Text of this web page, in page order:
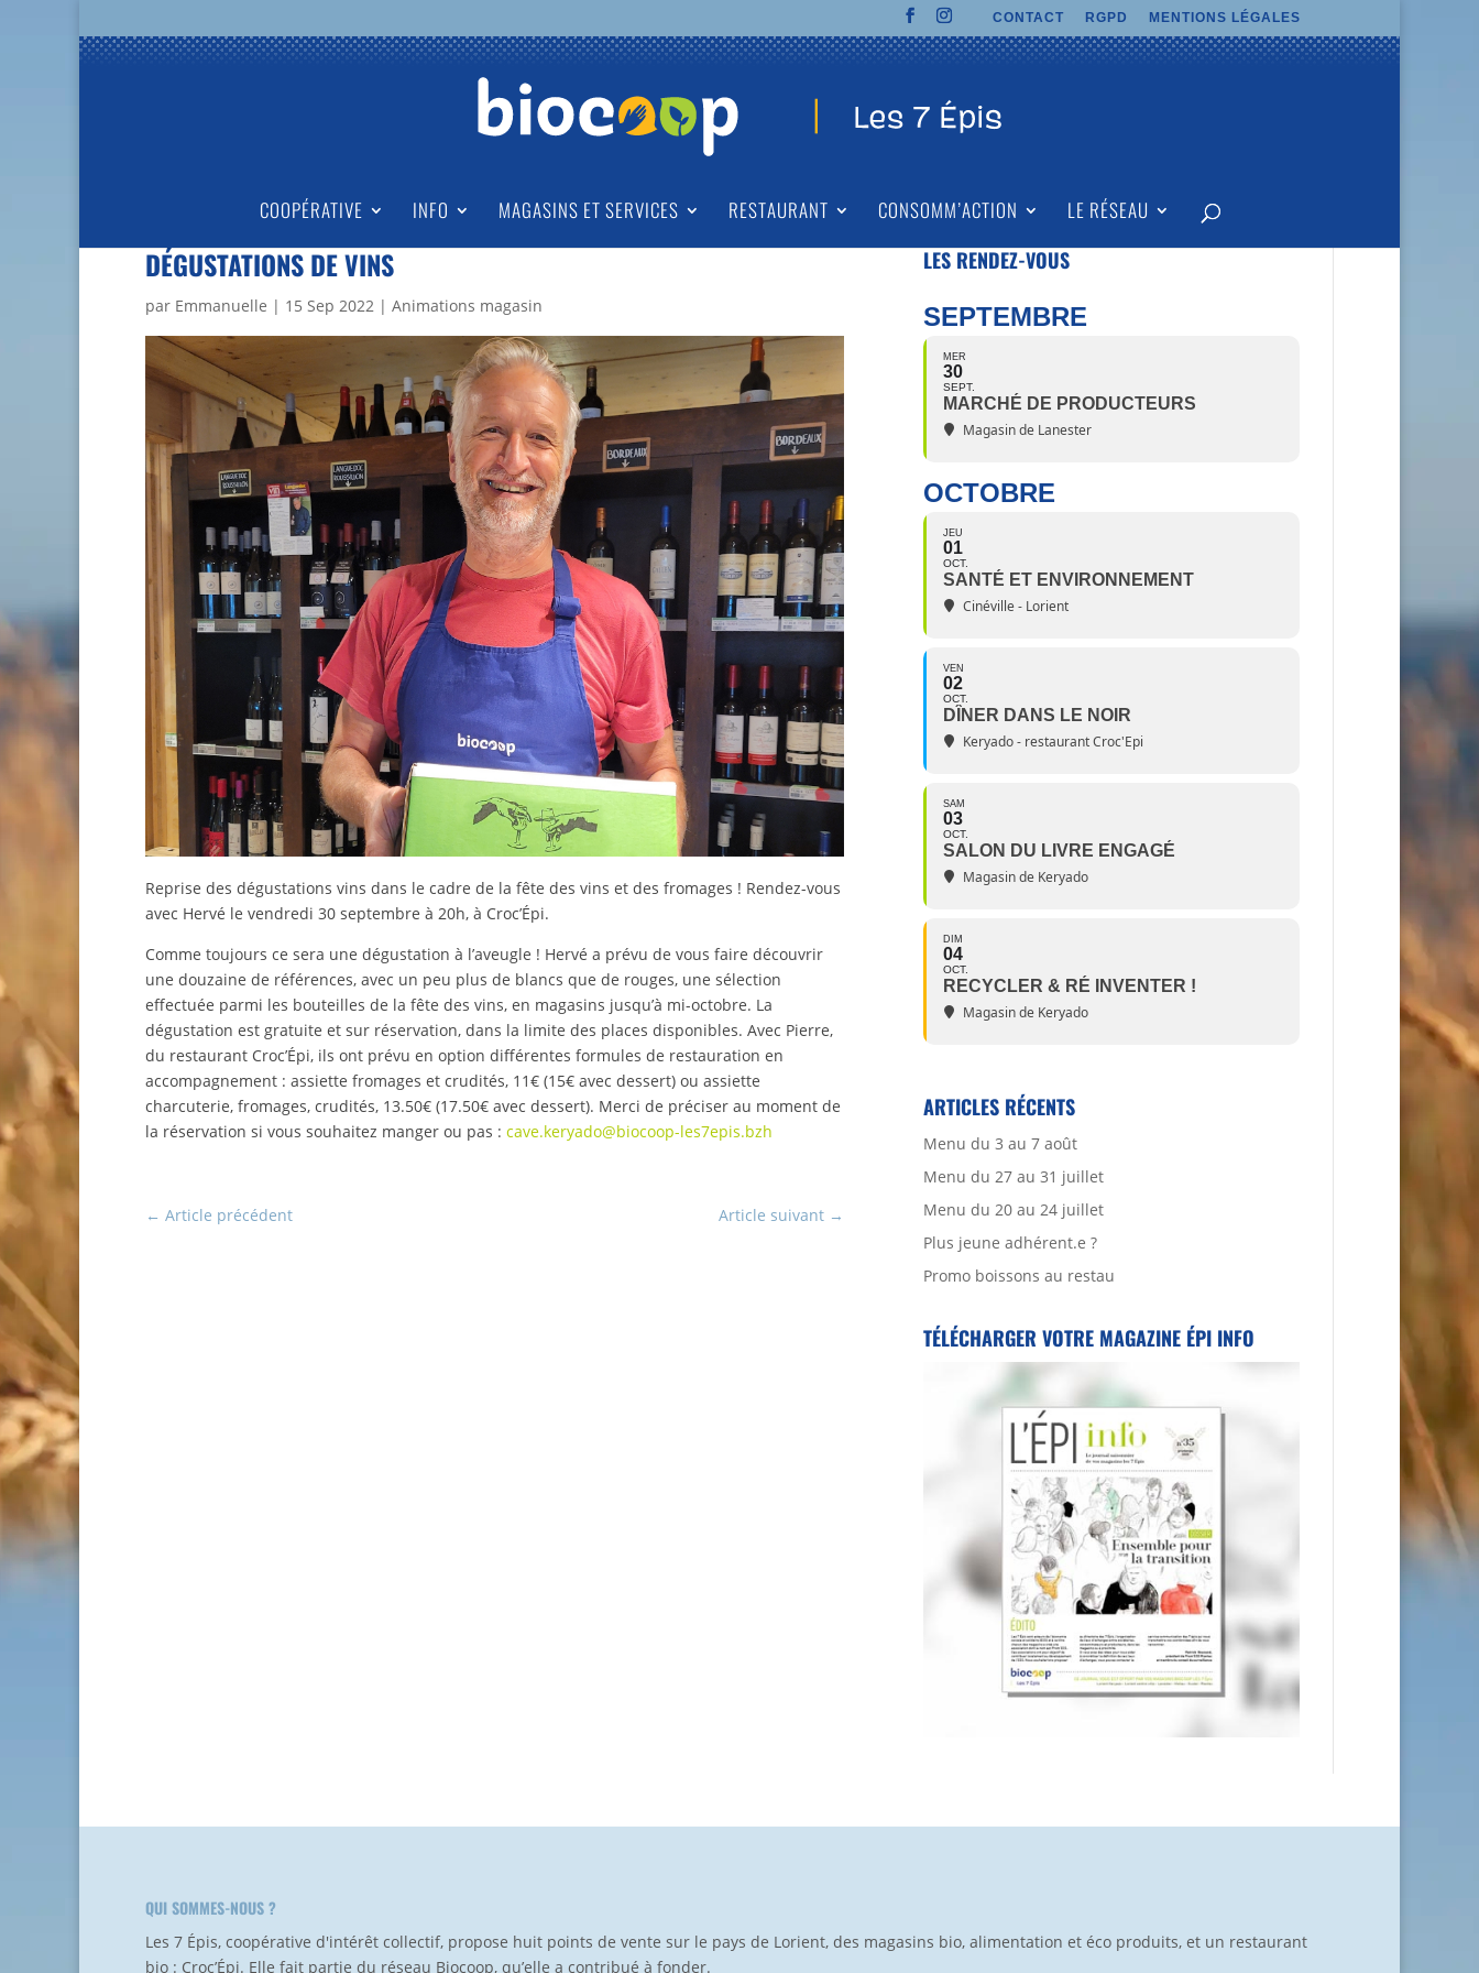
CONTACT RGPD MENTIONS LÉGALES
COOPÉRATIVE INFO MAGASINS ET SERVICES RESTAURANT CONSOMM’ACTION LE RÉSEAU
DÉGUSTATIONS DE VINS
par Emmanuelle | 15 Sep 2022 | Animations magasin
Reprise des dégustations vins dans le cadre de la fête des vins et des fromages ! Rendez-vous
avec Hervé le vendredi 30 septembre à 20h, à Croc’Épi.
Comme toujours ce sera une dégustation à l’aveugle ! Hervé a prévu de vous faire découvrir
une douzaine de références, avec un peu plus de blancs que de rouges, une sélection
effectuée parmi les bouteilles de la fête des vins, en magasins jusqu’à mi-octobre. La
dégustation est gratuite et sur réservation, dans la limite des places disponibles. Avec Pierre,
du restaurant Croc’Épi, ils ont prévu en option différentes formules de restauration en
accompagnement : assiette fromages et crudités, 11€ (15€ avec dessert) ou assiette
charcuterie, fromages, crudités, 13.50€ (17.50€ avec dessert). Merci de préciser au moment de
la réservation si vous souhaitez manger ou pas : cave.keryado@biocoop-les7epis.bzh
← Article précédent Article suivant →
LES RENDEZ-VOUS
SEPTEMBRE
MER
30
SEPT.
MARCHÉ DE PRODUCTEURS
Magasin de Lanester
OCTOBRE
JEU
01
OCT.
SANTÉ ET ENVIRONNEMENT
Cinéville - Lorient
VEN
02
OCT.
DÎNER DANS LE NOIR
Keryado - restaurant Croc'Epi
SAM
03
OCT.
SALON DU LIVRE ENGAGÉ
Magasin de Keryado
DIM
04
OCT.
RECYCLER & RÉ INVENTER !
Magasin de Keryado
ARTICLES RÉCENTS
Menu du 3 au 7 août
Menu du 27 au 31 juillet
Menu du 20 au 24 juillet
Plus jeune adhérent.e ?
Promo boissons au restau
TÉLÉCHARGER VOTRE MAGAZINE ÉPI INFO
QUI SOMMES-NOUS ?
Les 7 Épis, coopérative d'intérêt collectif, propose huit points de vente sur le pays de Lorient, des magasins bio, alimentation et éco produits, et un restaurant
bio : Croc’Épi. Elle fait partie du réseau Biocoop, qu’elle a contribué à fonder.